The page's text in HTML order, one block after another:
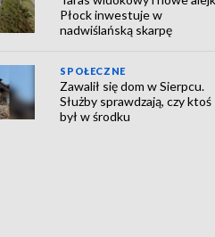
Płock inwestuje w
nadwiślańską skarpę
SPOŁECZNE
Zawalił się dom w Sierpcu.
Służby sprawdzają, czy ktoś
był w środku